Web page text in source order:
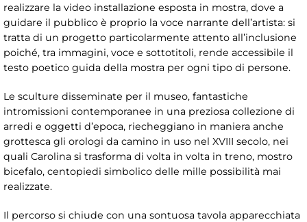
realizzare la video installazione esposta in mostra, dove a
guidare il pubblico è proprio la voce narrante dell’artista: si
tratta di un progetto particolarmente attento all’inclusione
poiché, tra immagini, voce e sottotitoli, rende accessibile il
testo poetico guida della mostra per ogni tipo di persone.
Le sculture disseminate per il museo, fantastiche
intromissioni contemporanee in una preziosa collezione di
arredi e oggetti d’epoca, riecheggiano in maniera anche
grottesca gli orologi da camino in uso nel XVIII secolo, nei
quali Carolina si trasforma di volta in volta in treno, mostro
bicefalo, centopiedi simbolico delle mille possibilità mai
realizzate.
Il percorso si chiude con una sontuosa tavola apparecchiata